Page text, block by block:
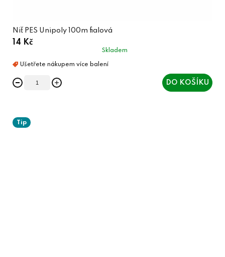
Niť PES Unipoly 100m fialová
14 Kč
Skladem
DO KOŠÍKU
Tip